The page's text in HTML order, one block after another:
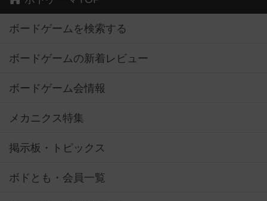
ボードゲームを検索する
ボードゲームの新着レビュー
ボードゲーム会情報
メカニクス特集
掲示板・トピックス
ボドとも・会員一覧